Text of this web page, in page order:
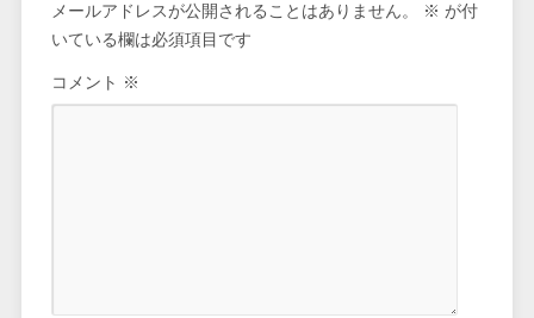
メールアドレスが公開されることはありません。 ※ が付
いている欄は必須項目です
コメント ※